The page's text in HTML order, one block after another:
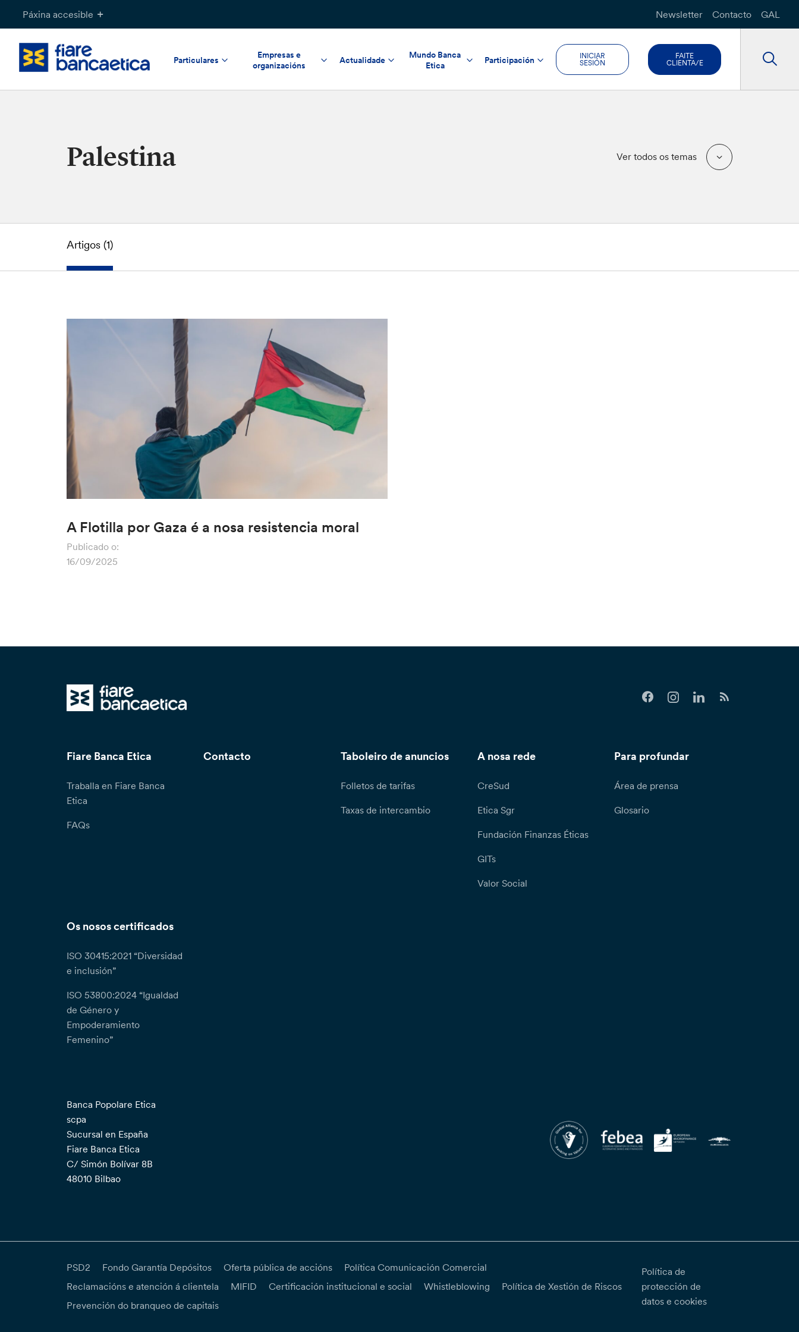
Páxina accesible Newsletter Contacto GAL
Particulares
Empresas e
organizacións
Actualidade
Mundo Banca
Etica
Participación
INICIAR
SESIÓN
FAITE
CLIENTA/E
Palestina Ver todos os temas
Artigos (1)
A Flotilla por Gaza é a nosa resistencia moral
Publicado o:
16/09/2025
Fiare Banca Etica
Traballa en Fiare Banca
Etica
FAQs
Contacto Taboleiro de anuncios
Folletos de tarifas
Taxas de intercambio
A nosa rede
CreSud
Etica Sgr
Fundación Finanzas Éticas
GITs
Valor Social
Para profundar
Área de prensa
Glosario
Os nosos certificados
ISO 30415:2021 “Diversidad
e inclusión”
ISO 53800:2024 “Igualdad
de Género y
Empoderamiento
Femenino”
Banca Popolare Etica
scpa
Sucursal en España
Fiare Banca Etica
C/ Simón Bolívar 8B
48010 Bilbao
PSD2 Fondo Garantía Depósitos Oferta pública de accións
Política Comunicación Comercial
Reclamacións e atención á clientela
MIFID Certificación institucional e social Whistleblowing
Política de Xestión de Riscos
Prevención do branqueo de capitais
Política de
protección de
datos e cookies